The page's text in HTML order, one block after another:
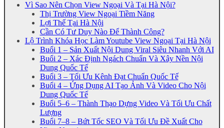
Vì Sao Nên Chọn View Ngoại Và Tại Hà Nội?
Thị Trường View Ngoại Tiềm Năng
Lợi Thế Tại Hà Nội
Cần Có Tư Duy Nào Để Thành Công?
Lộ Trình Khóa Học Làm Youtube View Ngoại Tại Hà Nội
Buổi 1 – Sản Xuất Nội Dung Viral Siêu Nhanh Với AI
Buổi 2 – Xác Định Ngách Chuẩn Và Xây Nền Nội
Dung Quốc Tế
Buổi 3 – Tối Ưu Kênh Đạt Chuẩn Quốc Tế
Buổi 4 – Ứng Dụng AI Tạo Ảnh Và Video Cho Nội
Dung Quốc Tế
Buổi 5–6 – Thành Thạo Dựng Video Và Tối Ưu Chất
Lượng
Buổi 7–8 – Bứt Tốc SEO Và Tối Ưu Đề Xuất Cho